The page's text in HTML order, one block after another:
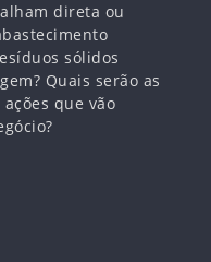
direta ou
sólidos
Quais serão as
que vão